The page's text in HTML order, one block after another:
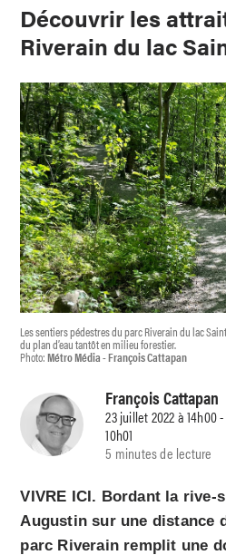
Découvrir les
Riverain du lac
Les sentiers pédestres du parc Riverain du lac
du plan d’eau tantôt en milieu forestier.
Photo:Métro Média - François Cattapan
François Cattapan
23 juillet 2022 à 14h00
10h01
5 minutes de lecture
VIVRE ICI. Bordant la rive-
Augustin sur une distance
parc Riverain remplit une